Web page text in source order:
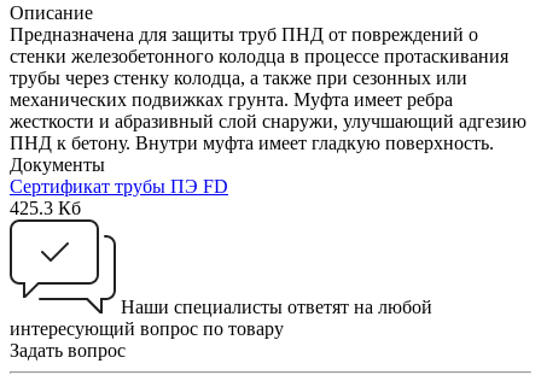
Описание
Предназначена для защиты труб ПНД от повреждений о
стенки железобетонного колодца в процессе протаскивания
трубы через стенку колодца, а также при сезонных или
механических подвижках грунта. Муфта имеет ребра
жесткости и абразивный слой снаружи, улучшающий адгезию
ПНД к бетону. Внутри муфта имеет гладкую поверхность.
Документы
Сертификат трубы ПЭ FD
425.3 Кб
Наши специалисты ответят на любой
интересующий вопрос по товару
Задать вопрос